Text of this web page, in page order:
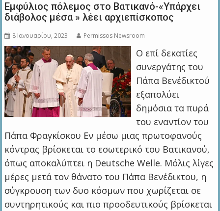
Εμφύλιος πόλεμος στο Βατικανό-«Υπάρχει
διάβολος μέσα » λέει αρχιεπίσκοπος
8 Ιανουαρίου, 2023 Permissos Newsroom
Ο επί δεκατίες
συνεργάτης του
Πάπα Βενέδικτού
εξαπολύει
δημόσια τα πυρά
του εναντίον του
Πάπα Φραγκίσκου Εν μέσω μιας πρωτοφανούς
κόντρας βρίσκεται το εσωτερικό του Βατικανού,
όπως αποκαλύπτει η Deutsche Welle. Μόλις λίγες
μέρες μετά τον θάνατο του Πάπα Βενέδικτου, η
σύγκρουση των δυο κόσμων που χωρίζεται σε
συντηρητικούς και πιο προοδευτικούς βρίσκεται